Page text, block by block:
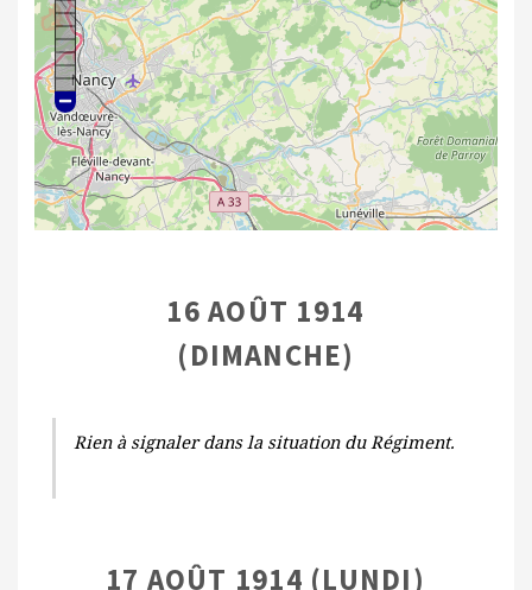
16 AOÛT 1914
(DIMANCHE)
Rien à signaler dans la situation du Régiment.
17 AOÛT 1914 (LUNDI)